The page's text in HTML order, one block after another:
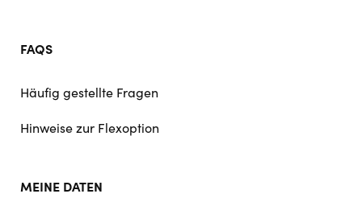
FAQS
Häufig gestellte Fragen
Hinweise zur Flexoption
MEINE DATEN